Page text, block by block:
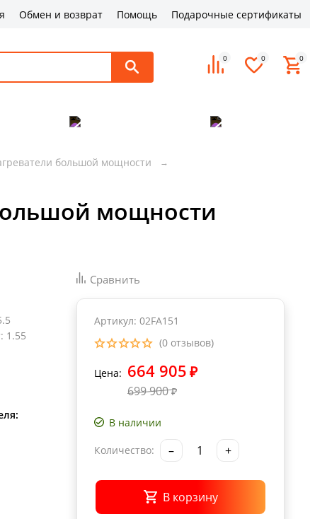
Обмен и возврат Помощь Подарочные сертификаты
0 0 0
большой мощности
мощности
: 1.55
Сравнить
Артикул: 02FA151
(0 отзывов)
Цена: 664 905 ₽
699 900₽
В наличии
Количество: – +
В корзину